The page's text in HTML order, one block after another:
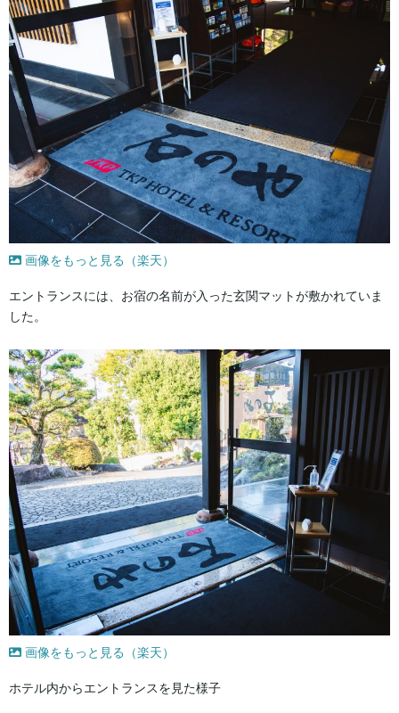
画像をもっと見る（楽天）
エントランスには、お宿の名前が入った玄関マットが敷かれていま
した。
画像をもっと見る（楽天）
ホテル内からエントランスを見た様子